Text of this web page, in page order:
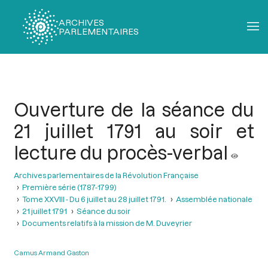
ARCHIVES
PARLEMENTAIRES
Ouverture de la séance du
21 juillet 1791 au soir et
lecture du procès-verbal
Archives parlementaires de la Révolution Française
Première série (1787-1799)
Tome XXVIII - Du 6 juillet au 28 juillet 1791.
Assemblée nationale
21 juillet 1791
Séance du soir
Documents relatifs à la mission de M. Duveyrier
Camus Armand Gaston